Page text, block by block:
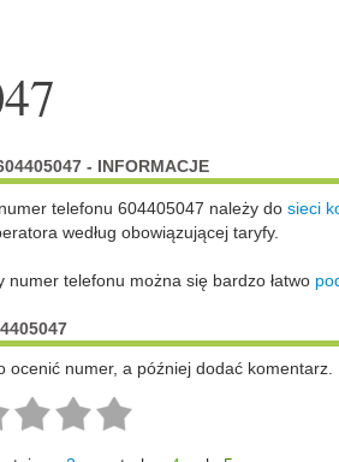
- INFORMACJE
telefonu 604405047 należy do sieci
według obowiązującej taryfy.
numer telefonu można się bardzo łatwo
ocenić numer, a później dodać komentarz.